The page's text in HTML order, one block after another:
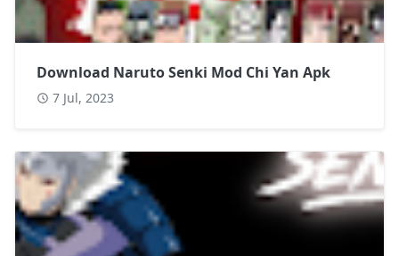
Download Naruto Senki Mod Chi Yan Apk
7 Jul, 2023